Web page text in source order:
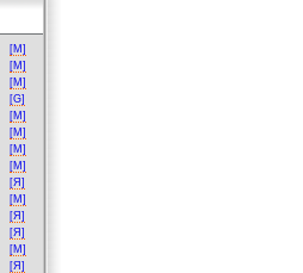
[M]
[M]
[M]
[G]
[M]
[M]
[M]
[M]
[Я]
[M]
[Я]
[Я]
[M]
[Я]